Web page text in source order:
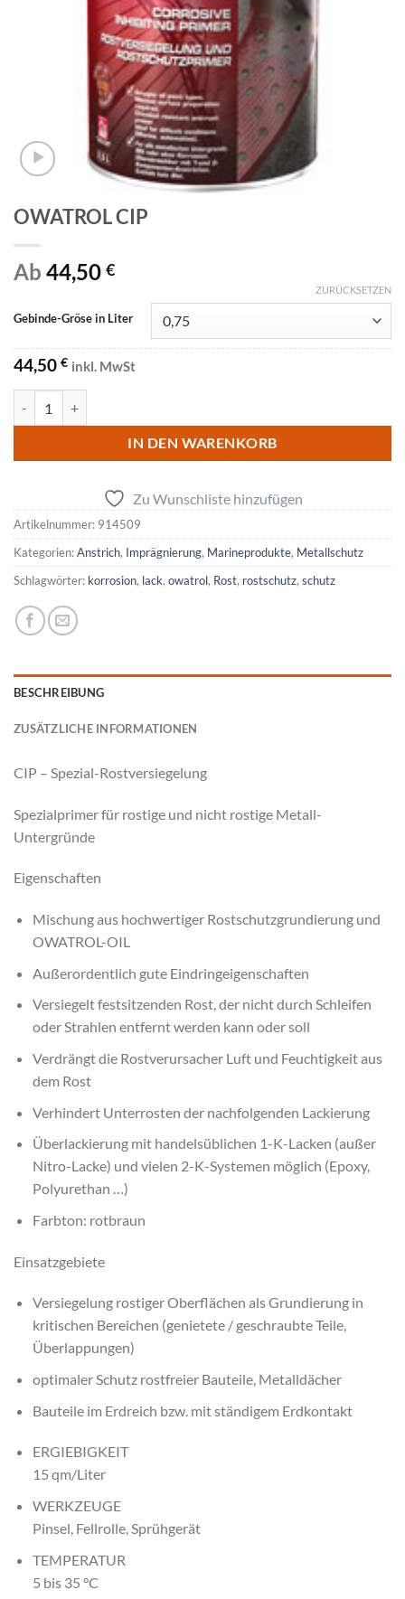
OWATROL CIP
Ab 44,50 €
Gebinde-Gröse in Liter
ZURÜCKSETZEN
44,50 € inkl. MwSt
IN DEN WARENKORB
Zu Wunschliste hinzufügen
Artikelnummer: 914509
Kategorien:Anstrich, Imprägnierung, Marineprodukte, Metallschutz
Schlagwörter: korrosion, lack, owatrol, Rost, rostschutz, schutz
BESCHREIBUNG
ZUSÄTZLICHE INFORMATIONEN
CIP – Spezial-Rostversiegelung
Spezialprimer für rostige und nicht rostige Metall-
Untergründe
Eigenschaften
Mischung aus hochwertiger Rostschutzgrundierung und
OWATROL-OIL
Außerordentlich gute Eindringeigenschaften
Versiegelt festsitzenden Rost, der nicht durch Schleifen
oder Strahlen entfernt werden kann oder soll
Verdrängt die Rostverursacher Luft und Feuchtigkeit aus
dem Rost
Verhindert Unterrosten der nachfolgenden Lackierung
Überlackierung mit handelsüblichen 1-K-Lacken (außer
Nitro-Lacke) und vielen 2-K-Systemen möglich (Epoxy,
Polyurethan …)
Farbton: rotbraun
Einsatzgebiete
Versiegelung rostiger Oberflächen als Grundierung in
kritischen Bereichen (genietete / geschraubte Teile,
Überlappungen)
optimaler Schutz rostfreier Bauteile, Metalldächer
Bauteile im Erdreich bzw. mit ständigem Erdkontakt
ERGIEBIGKEIT
15 qm/Liter
WERKZEUGE
Pinsel, Fellrolle, Sprühgerät
TEMPERATUR
5 bis 35 °C